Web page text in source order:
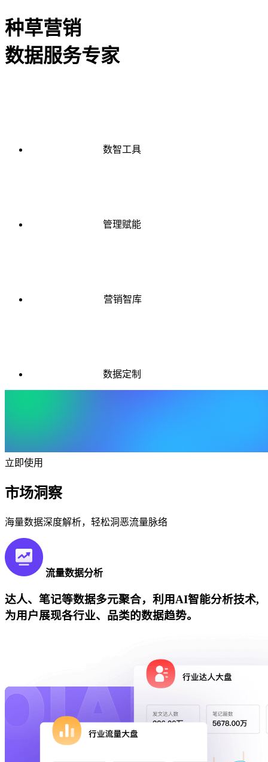
种草营销
数据服务专家
数智工具
管理赋能
营销智库
数据定制
立即使用
市场洞察
海量数据深度解析，轻松洞恶流量脉络
流量数据分析
达人、笔记等数据多元聚合，利用AI智能分析技术,
为用户展现各行业、品类的数据趋势。